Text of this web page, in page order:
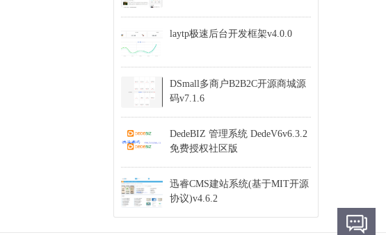
laytp极速后台开发框架v4.0.0
DSmall多商户B2B2C开源商城源
码v7.1.6
DedeBIZ 管理系统 DedeV6v6.3.2
免费授权社区版
迅睿CMS建站系统(基于MIT开源
协议)v4.6.2